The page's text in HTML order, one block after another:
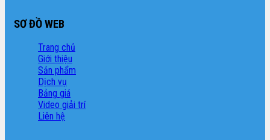
SƠ ĐỒ WEB
Trang chủ
Giới thiệu
Sản phẩm
Dịch vụ
Bảng giá
Video giải trí
Liên hệ